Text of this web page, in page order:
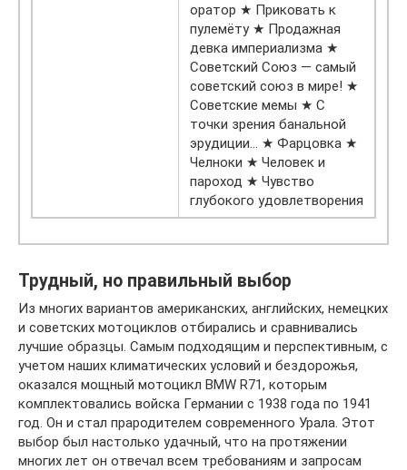
оратор ★ Приковать к
пулемёту ★ Продажная
девка империализма ★
Советский Союз — самый
советский союз в мире! ★
Советские мемы ★ С
точки зрения банальной
эрудиции… ★ Фарцовка ★
Челноки ★ Человек и
пароход ★ Чувство
глубокого удовлетворения
Трудный, но правильный выбор
Из многих вариантов американских, английских, немецких
и советских мотоциклов отбирались и сравнивались
лучшие образцы. Самым подходящим и перспективным, с
учетом наших климатических условий и бездорожья,
оказался мощный мотоцикл BMW R71, которым
комплектовались войска Германии с 1938 года по 1941
год. Он и стал прародителем современного Урала. Этот
выбор был настолько удачный, что на протяжении
многих лет он отвечал всем требованиям и запросам